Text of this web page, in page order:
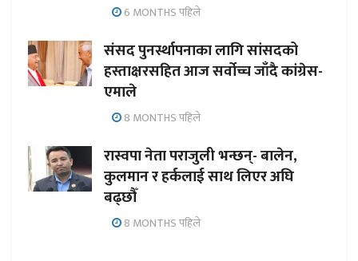
6 MONTHS पहिले
संसद पुनर्स्थापनाका लागि सांसदको
हस्ताक्षरसहित आज सर्वोच्च जाँदै कांग्रेस-
एमाले
8 MONTHS पहिले
रास्वपा नेता पराजुली भन्छन्- बालेन,
कुलमान र हर्कलाई साथ लिएर अघि
बढ्छौँ
8 MONTHS पहिले